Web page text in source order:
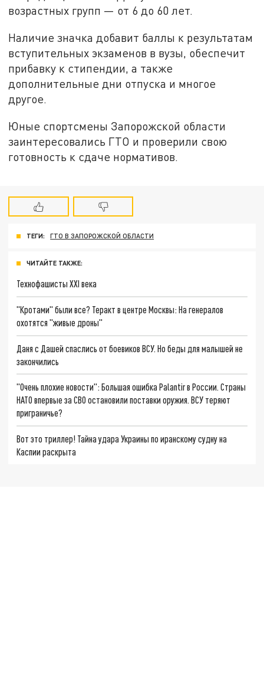
возрастных групп — от 6 до 60 лет.
Наличие значка добавит баллы к результатам
вступительных экзаменов в вузы, обеспечит
прибавку к стипендии, а также
дополнительные дни отпуска и многое
другое.
Юные спортсмены Запорожской области
заинтересовались ГТО и проверили свою
готовность к сдаче нормативов.
ТЕГИ: ГТО В ЗАПОРОЖСКОЙ ОБЛАСТИ
ЧИТАЙТЕ ТАКЖЕ:
Технофашисты XXI века
"Кротами" были все? Теракт в центре Москвы: На генералов
охотятся "живые дроны"
Даня с Дашей спаслись от боевиков ВСУ. Но беды для малышей не
закончились
"Очень плохие новости": Большая ошибка Palantir в России. Страны
НАТО впервые за СВО остановили поставки оружия. ВСУ теряют
приграничье?
Вот это триллер! Тайна удара Украины по иранскому судну на
Каспии раскрыта